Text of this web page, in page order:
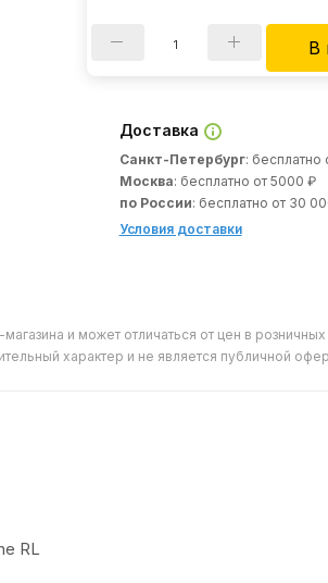
В
Доставка
Санкт-Петербург: бесплатно
Москва: бесплатно от 5000 ₽
по России: бесплатно от 30
Условия доставки
и может отличаться от цен в розничных
характер и не является публичной
RL